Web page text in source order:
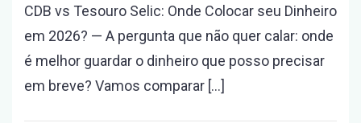
vs
Tesouro
Selic:
CDB vs Tesouro Selic: Onde Colocar seu Dinheiro
em 2026? — A pergunta que não quer calar: onde
é melhor guardar o dinheiro que posso precisar
em breve? Vamos comparar […]